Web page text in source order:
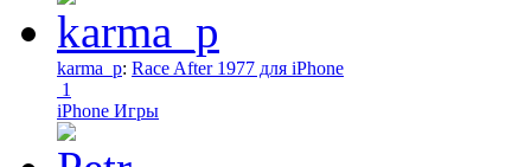
karma_p: Race After 1977 для iPhone
1
iPhone Игры